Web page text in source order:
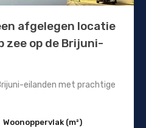
afgelegen locatie
op de Brijuni-
eilanden met prachtige
Woonoppervlak (m²)